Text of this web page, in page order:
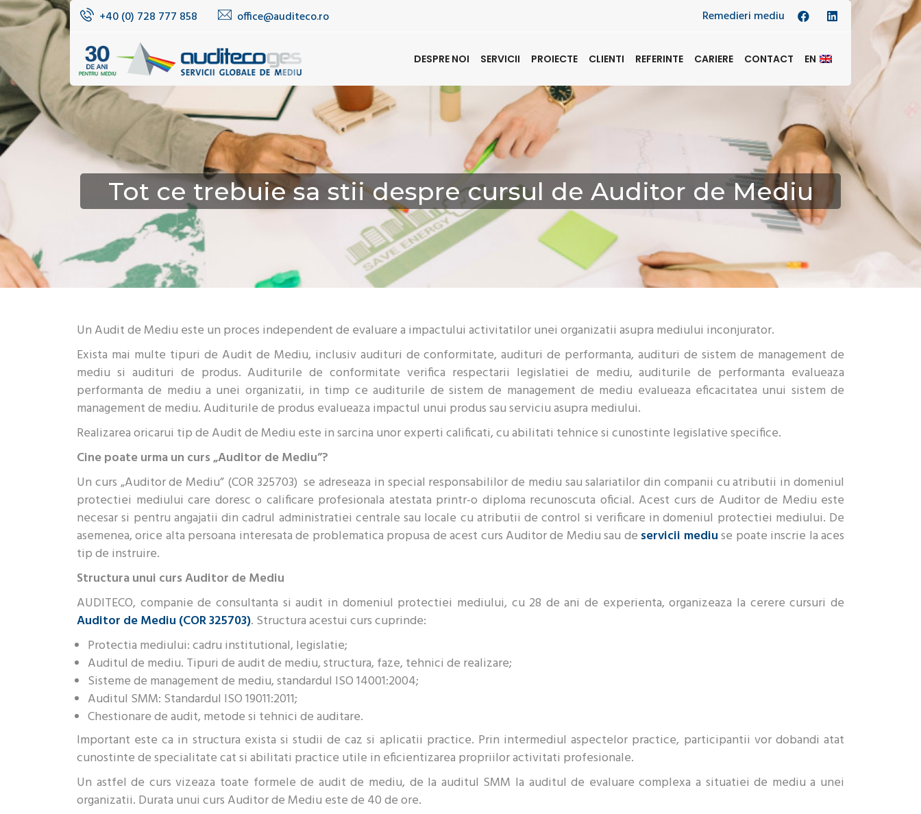
+40 (0) 728 777 858 office@auditeco.ro Remedieri mediu
DESPRE NOI SERVICII PROIECTE CLIENTI REFERINTE CARIERE CONTACT EN
Tot ce trebuie sa stii despre cursul de Auditor de Mediu
Un Audit de Mediu este un proces independent de evaluare a impactului activitatilor unei organizatii asupra mediului inconjurator.
Exista mai multe tipuri de Audit de Mediu, inclusiv audituri de conformitate, audituri de performanta, audituri de sistem de management de
mediu si audituri de produs. Auditurile de conformitate verifica respectarii legislatiei de mediu, auditurile de performanta evalueaza
performanta de mediu a unei organizatii, in timp ce auditurile de sistem de management de mediu evalueaza eficacitatea unui sistem de
management de mediu. Auditurile de produs evalueaza impactul unui produs sau serviciu asupra mediului.
Realizarea oricarui tip de Audit de Mediu este in sarcina unor experti calificati, cu abilitati tehnice si cunostinte legislative specifice.
Cine poate urma un curs „Auditor de Mediu”?
Un curs „Auditor de Mediu” (COR 325703) se adreseaza in special responsabililor de mediu sau salariatilor din companii cu atributii in domeniul
protectiei mediului care doresc o calificare profesionala atestata printr-o diploma recunoscuta oficial. Acest curs de Auditor de Mediu este
necesar si pentru angajatii din cadrul administratiei centrale sau locale cu atributii de control si verificare in domeniul protectiei mediului. De
asemenea, orice alta persoana interesata de problematica propusa de acest curs Auditor de Mediu sau de servicii mediuse poate inscrie la aces
tip de instruire.
Structura unui curs Auditor de Mediu
AUDITECO, companie de consultanta si audit in domeniul protectiei mediului, cu 28 de ani de experienta, organizeaza la cerere cursuri de
Auditor de Mediu (COR 325703). Structura acestui curs cuprinde:
Protectia mediului: cadru institutional, legislatie;
Auditul de mediu. Tipuri de audit de mediu, structura, faze, tehnici de realizare;
Sisteme de management de mediu, standardul ISO 14001:2004;
Auditul SMM: Standardul ISO 19011:2011;
Chestionare de audit, metode si tehnici de auditare.
Important este ca in structura exista si studii de caz si aplicatii practice. Prin intermediul aspectelor practice, participantii vor dobandi atat
cunostinte de specialitate cat si abilitati practice utile in eficientizarea propriilor activitati profesionale.
Un astfel de curs vizeaza toate formele de audit de mediu, de la auditul SMM la auditul de evaluare complexa a situatiei de mediu a unei
organizatii. Durata unui curs Auditor de Mediu este de 40 de ore.